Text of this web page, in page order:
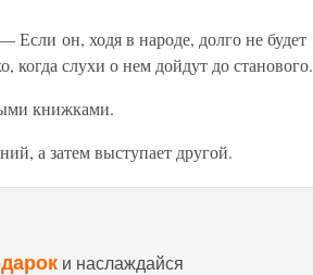
он, ходя в народе, долго не будет
когда слухи о нем дойдут до станового.
книжками.
а затем выступает другой.
и наслаждайся